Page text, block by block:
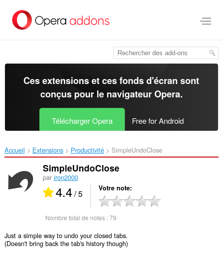
contenu
Ces extensions et ces fonds d'écran sont
conçus pour le navigateur Opera.
Télécharger Opera Free for Android
Accueil Extensions Productivité SimpleUndoClose‎
SimpleUndoClose
par iron2000
4.4/ 5 Votre note
Nombre total de notes :79
Just a simple way to undo your closed tabs.
(Doesn't bring back the tab's history though)